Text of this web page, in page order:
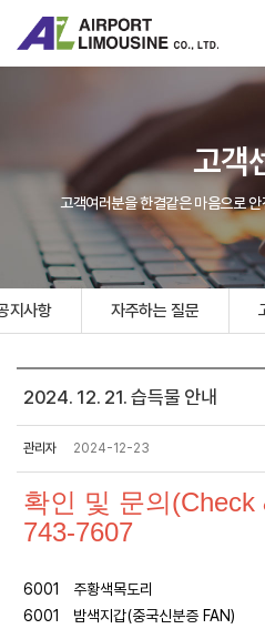
고객
고객여러분을 한결같은 마음으로
지사항 자주하는 질문
2024. 12. 21. 습득물 안내
관리자 2024-12-23
확인 및 문의(Check
743-7607
6001 주황색목도리
6001 밤색지갑(중국신분증 FAN)